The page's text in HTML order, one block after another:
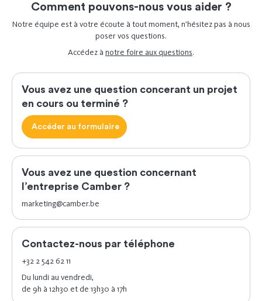
Comment pouvons-nous vous aider ?
Notre équipe est à votre écoute à tout moment, n’hésitez pas à nous
poser vos questions.
Accédez à notre foire aux questions.
Vous avez une question concerant un projet
en cours ou terminé ?
Accéder au formulaire
Vous avez une question concernant
l’entreprise Camber ?
marketing@camber.be
Contactez-nous par téléphone
+32 2 542 62 11
Du lundi au vendredi,
de 9h à 12h30 et de 13h30 à 17h